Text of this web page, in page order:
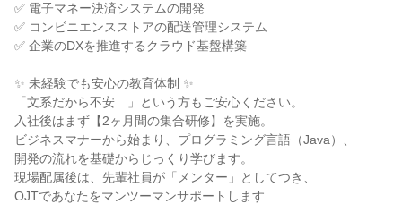
✅ 電子マネー決済システムの開発
✅ コンビニエンスストアの配送管理システム
✅ 企業のDXを推進するクラウド基盤構築
✨ 未経験でも安心の教育体制 ✨
「文系だから不安…」という方もご安心ください。
入社後はまず【2ヶ月間の集合研修】を実施。
ビジネスマナーから始まり、プログラミング言語（Java）、
開発の流れを基礎からじっくり学びます。
現場配属後は、先輩社員が「メンター」としてつき、
OJTであなたをマンツーマンサポートします